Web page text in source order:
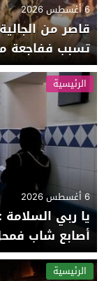
6 أغسطس 2026
قاصر من
تسبب ففاجعة
الرئيسية
6 أغسطس 2026
يا ربي
أصابع شاب
الرئيسية